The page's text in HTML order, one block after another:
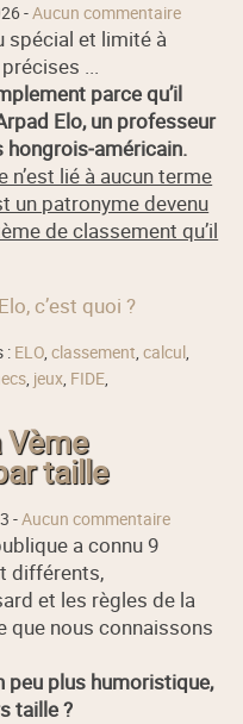
-Aucun commentaire
spécial et limité à
...
parce qu’il
Elo, un professeur
hongrois‑américain.
n’est lié à aucun terme
un patronyme devenu
de classement qu’il
c’est quoi ?
: ELO,classement,calcul ,
, jeux, FIDE,
Vème
taille
-Aucun commentaire
a connu 9
différents,
et les règles de la
que nous connaissons
peu plus humoristique,
taille ?